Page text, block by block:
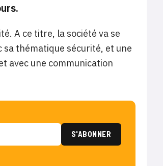
A ce titre, la société va se
thématique sécurité, et une
avec une communication